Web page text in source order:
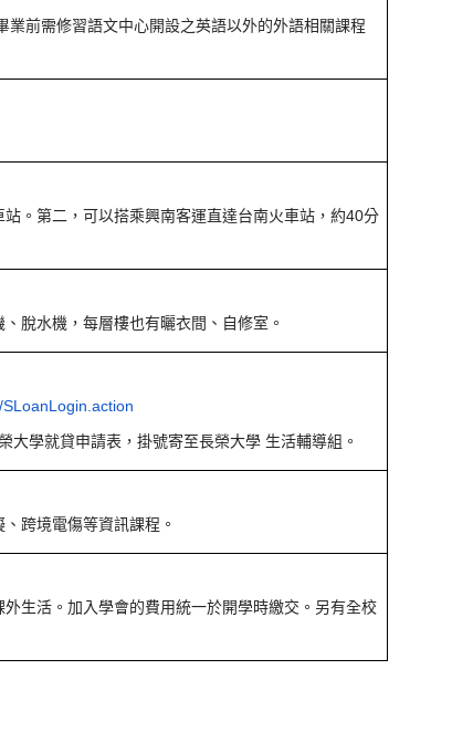
前需修習語文中心開設之英語以外的外語相關課程
。第二，可以搭乘興南客運直達台南火車站，約40分
脫水機，每層樓也有曬衣間、自修室。
學就貸申請表，掛號寄至長榮大學 生活輔導組。
跨境電傷等資訊課程。
生活。加入學會的費用統一於開學時繳交。另有全校